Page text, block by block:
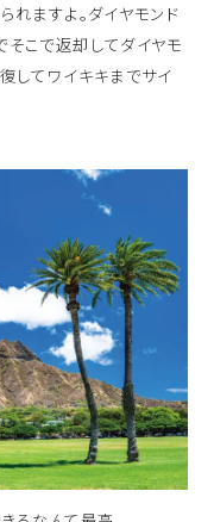
れますよ。ダイヤモンド
こで返却してダイヤモ
してワイキキまでサイ